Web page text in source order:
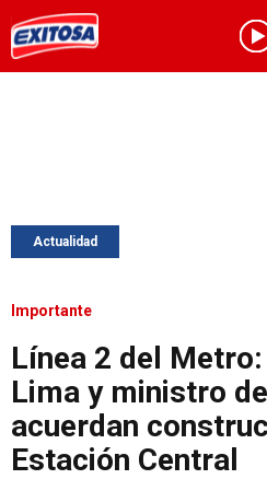
Actualidad
Importante
Línea 2 del
Lima y ministro
acuerdan
Estación Central